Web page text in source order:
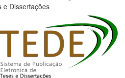
e Dissertações